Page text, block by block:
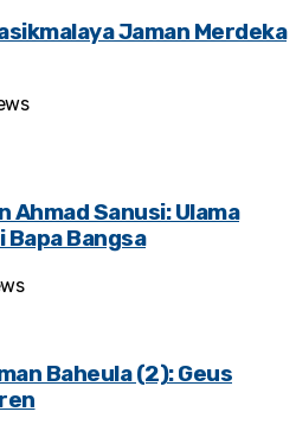
Jaman Merdeka
Ahmad Sanusi: Ulama
Bangsa
Baheula (2): Geus